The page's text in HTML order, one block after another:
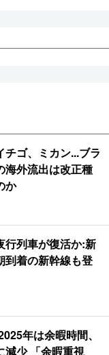
チゴ、ミカン...ブラ
海外流出は改正種
か
行列車が復活か:新
到着の新幹線も登
年は余暇時間、
減少 「余暇重視